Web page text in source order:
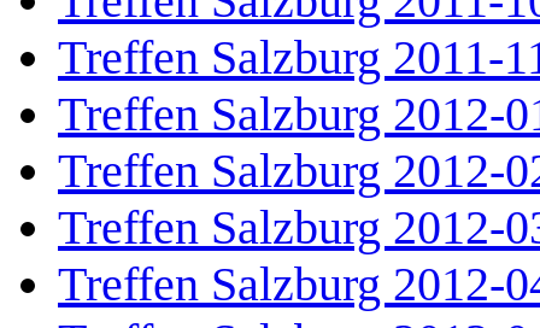
Treffen Salzburg 2011-
Treffen Salzburg 2012-
Treffen Salzburg 2012-
Treffen Salzburg 2012-
Treffen Salzburg 2012-